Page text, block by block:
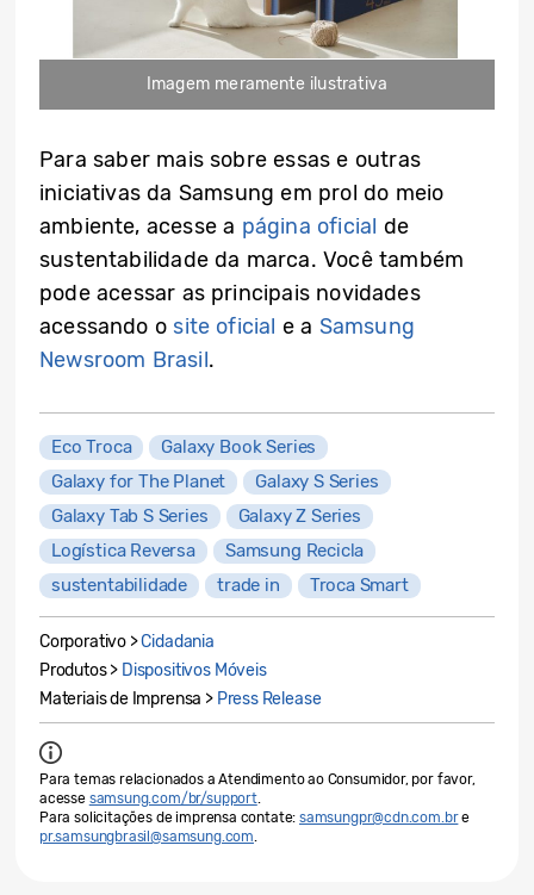
Imagem meramente ilustrativa
Para saber mais sobre essas e outras
iniciativas da Samsung em prol do meio
ambiente, acesse a página oficial de
sustentabilidade da marca. Você também
pode acessar as principais novidades
acessando o site oficial e a Samsung
Newsroom Brasil.
Eco Troca
Galaxy Book Series
Galaxy for The Planet
Galaxy S Series
Galaxy Tab S Series
Galaxy Z Series
Logística Reversa
Samsung Recicla
sustentabilidade
trade in Troca Smart
Corporativo >Cidadania
Produtos > Dispositivos Móveis
Materiais de Imprensa > Press Release
Para temas relacionados a Atendimento ao Consumidor, por favor,
acesse samsung.com/br/support.
Para solicitações de imprensa contate: samsungpr@cdn.com.bre
pr.samsungbrasil@samsung.com